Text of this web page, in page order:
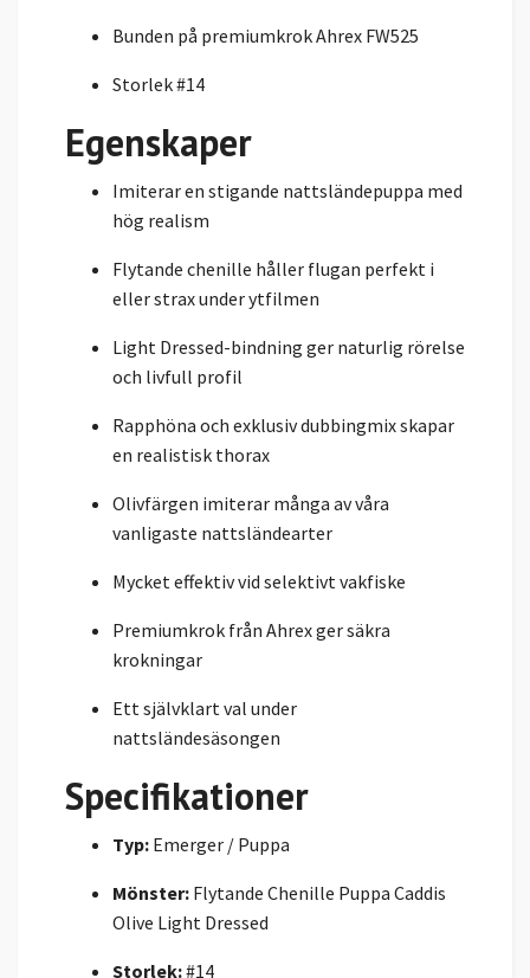
Bunden på premiumkrok Ahrex FW525
Storlek #14
Egenskaper
Imiterar en stigande nattsländepuppa med
hög realism
Flytande chenille håller flugan perfekt i
eller strax under ytfilmen
Light Dressed-bindning ger naturlig rörelse
och livfull profil
Rapphöna och exklusiv dubbingmix skapar
en realistisk thorax
Olivfärgen imiterar många av våra
vanligaste nattsländearter
Mycket effektiv vid selektivt vakfiske
Premiumkrok från Ahrex ger säkra
krokningar
Ett självklart val under
nattsländesäsongen
Specifikationer
Typ: Emerger / Puppa
Mönster: Flytande Chenille Puppa Caddis
Olive Light Dressed
Storlek:#14